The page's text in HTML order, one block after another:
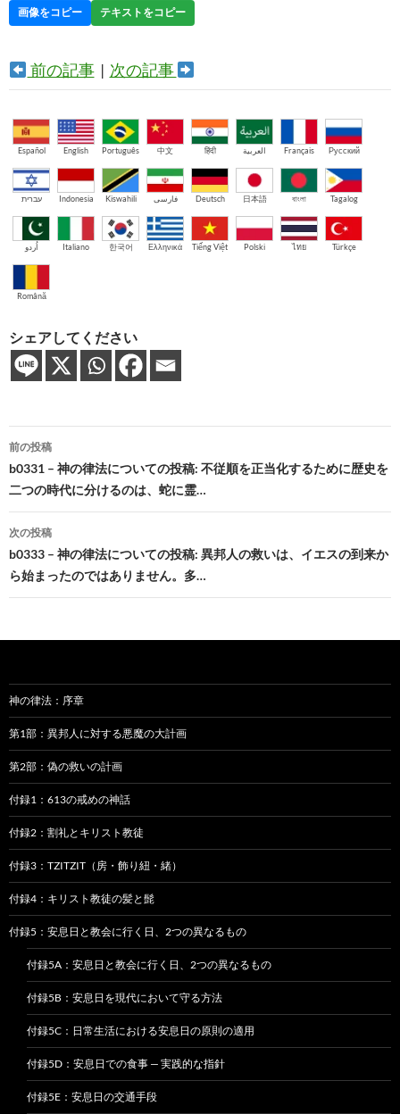
画像をコピー テキストをコピー
前の記事| 次の記事
Español English Português 中文 हिंदी العربية Français Русский
עברית Indonesia Kiswahili فارسی Deutsch 日本語 বাংলা Tagalog
اُردو Italiano 한국어 Ελληνικά Tiếng Việt Polski ไทย Türkçe
Română
シェアしてください
投
稿
ナ
ビ
ゲ
ー
ン
前の投稿
b0331 – 神の律法についての投稿: 不従順を正当化するために歴史を
二つの時代に分けるのは、蛇に霊…
次の投稿
b0333 – 神の律法についての投稿: 異邦人の救いは、イエスの到来か
ら始まったのではありません。多…
神の律法：序章
第1部：異邦人に対する悪魔の大計画
第2部：偽の救いの計画
付録1：613の戒めの神話
付録2：割礼とキリスト教徒
付録3：TZITZIT（房・飾り紐・緒）
付録4：キリスト教徒の髪と髭
付録5：安息日と教会に行く日、2つの異なるもの
付録5A：安息日と教会に行く日、2つの異なるもの
付録5B：安息日を現代において守る方法
付録5C：日常生活における安息日の原則の適用
付録5D：安息日での食事 — 実践的な指針
付録5E：安息日の交通手段